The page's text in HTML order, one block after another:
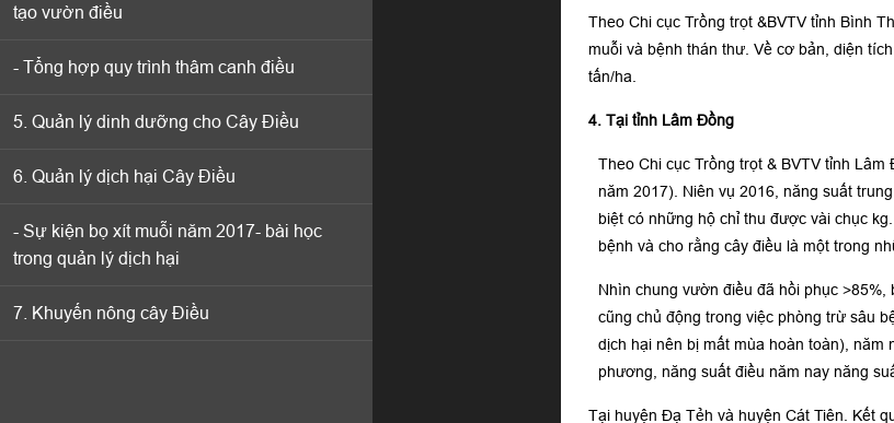
tạo vườn điều
- Tổng hợp quy trình thâm canh điều
5. Quản lý dinh dưỡng cho Cây Điều
6. Quản lý dịch hại Cây Điều
- Sự kiện bọ xít muỗi năm 2017- bài học
trong quản lý dịch hại
7. Khuyến nông cây Điều
tạo vườn điều
- Tổng hợp quy trình thâm canh điều
5. Quản lý dinh dưỡng cho Cây Điều
6. Quản lý dịch hại Cây Điều
- Sự kiện bọ xít muỗi năm 2017- bài học
trong quản lý dịch hại
7. Khuyến nông cây Điều
Theo Chi cục Trồng trọt &BVTV tỉnh Bình
muỗi và bệnh thán thư. Về cơ bản, diện
tấn/ha.
4. Tại tỉnh Lâm Đồng
Theo Chi cục Trồng trọt & BVTV tỉnh
năm 2017). Niên vụ 2016, năng suất
biệt có những hộ chỉ thu được vài chục
bệnh và cho rằng cây điều là một trong
Nhìn chung vườn điều đã hồi phục
cũng chủ động trong việc phòng trừ sâu
dịch hại nên bị mất mùa hoàn toàn),
phương, năng suất điều năm nay năng
Tại huyện Đạ Tẻh và huyện Cát Tiên. Kết